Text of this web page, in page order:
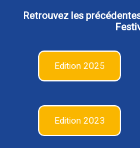
Retrouvez les
Edition 2025
Edition 2023